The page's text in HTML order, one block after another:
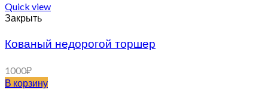
Quick view
Закрыть
Кованый недорогой торшер
1000₽
В корзину